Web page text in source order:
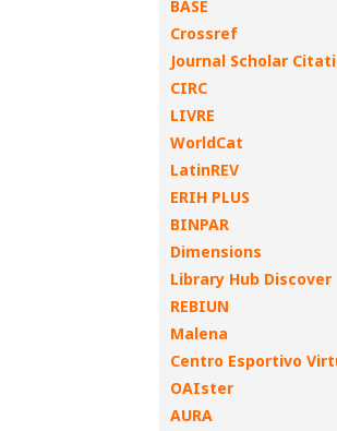
BASE
Crossref
Journal Scholar
CIRC
LIVRE
WorldCat
LatinREV
ERIH PLUS
BINPAR
Dimensions
Library Hub Discover
REBIUN
Malena
Centro Esportivo
OAIster
AURA